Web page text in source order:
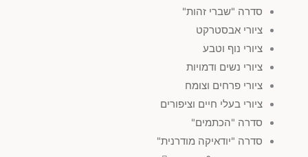
סדרה "שברי זהות"
ציורי אבסטרקט
ציורי נוף וטבע
ציורי נשים ודמויות
ציורי פרחים וצומח
ציורי בעלי חיים וציפורים
סדרה "הכתמים"
סדרה "יודאיקה מודרנית"